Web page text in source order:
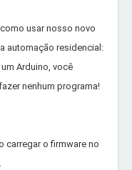
usar nosso novo
automação residencial:
Arduino, você
nenhum programa!
carregar o firmware no